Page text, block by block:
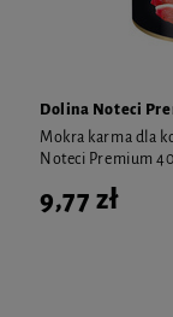
Dolina Noteci
Mokra karma dla
Noteci Premium
9,77 zł